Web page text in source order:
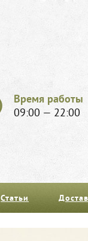
Время работы
09:00 — 22:00
Статьи